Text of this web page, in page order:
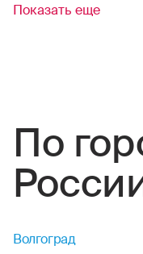
мотороллерах,
скутерах,
пейнтбол
пауэрлифтинг
Показать еще
По
Волгоград